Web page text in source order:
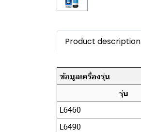
Product description
ข้อมูลเครื่องรุ่น
รุ่น
L6460
L6490